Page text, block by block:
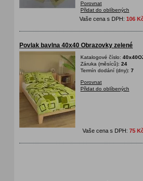
Porovnat
Přidat do oblíbených
Vaše cena s DPH: 106
Povlak bavlna 40x40 Obrazovky zelené
Katalogové číslo:
Záruka (měsíců): 24
Termín dodání (dny): 7
Porovnat
Přidat do oblíbených
Vaše cena s DPH: 75